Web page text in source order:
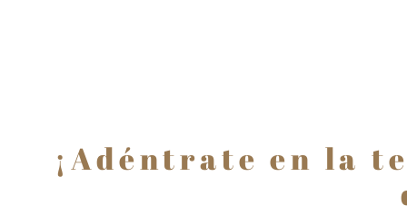
¡Adéntrate en la